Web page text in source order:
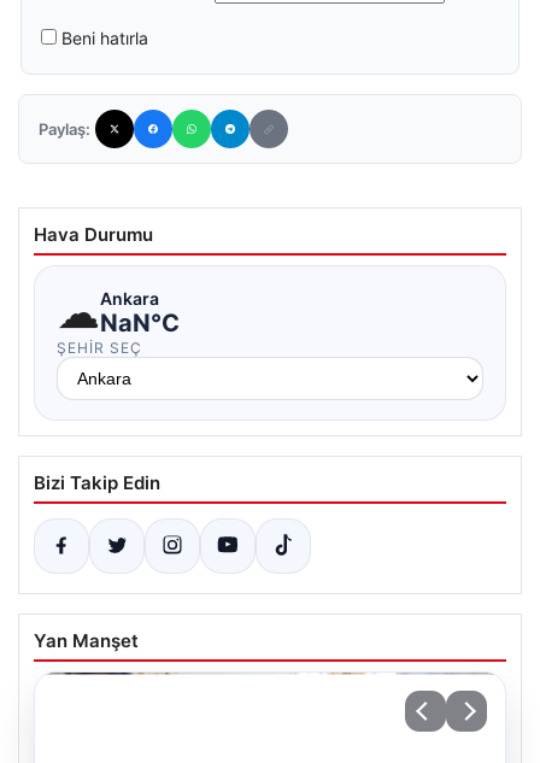
Beni hatırla
Paylaş:
Hava Durumu
☁Ankara
NaN°C
ŞEHIR SEÇ
Bizi Takip Edin
Yan Manşet